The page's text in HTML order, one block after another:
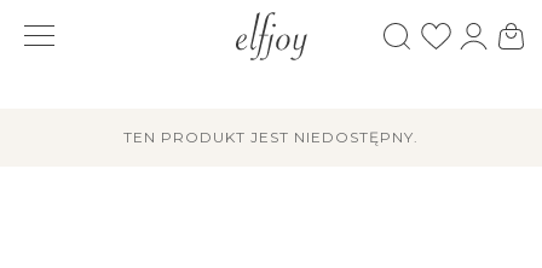
TEN PRODUKT JEST NIEDOSTĘPNY.